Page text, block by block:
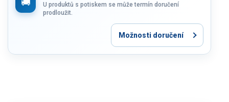
U produktů s potiskem se může termín doručení
prodloužit.
Možnosti doručení